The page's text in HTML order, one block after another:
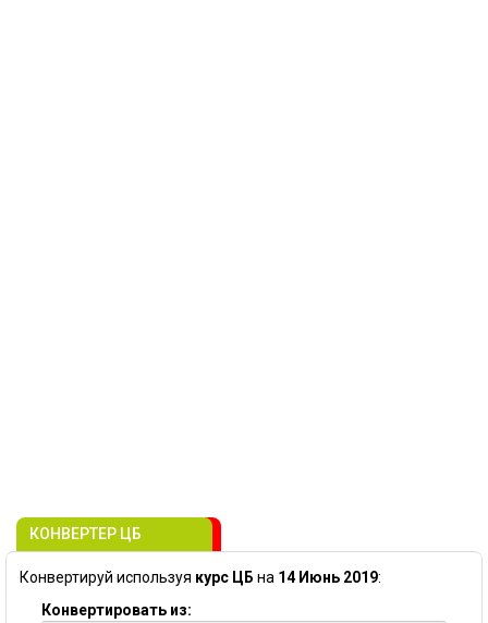
КОНВЕРТЕР ЦБ
Конвертируй используя курс ЦБ на 14 Июнь 2019:
Конвертировать из: